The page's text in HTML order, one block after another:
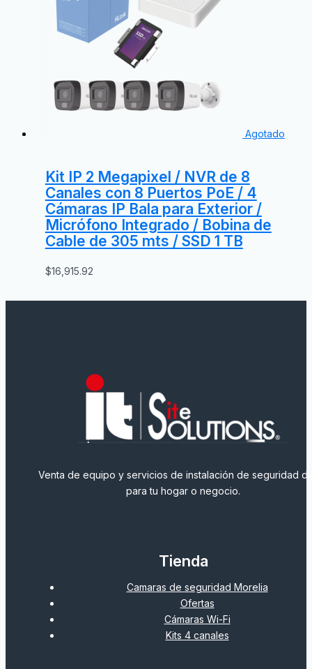
Agotado
Kit IP 2 Megapixel / NVR de 8
Canales con 8 Puertos PoE / 4
Cámaras IP Bala para Exterior /
Micrófono Integrado / Bobina de
Cable de 305 mts / SSD 1 TB
$16,915.92
Venta de equipo y servicios de instalación de seguridad
para tu hogar o negocio.
Tienda
Camaras de seguridad Morelia
Ofertas
Cámaras Wi-Fi
Kits 4 canales